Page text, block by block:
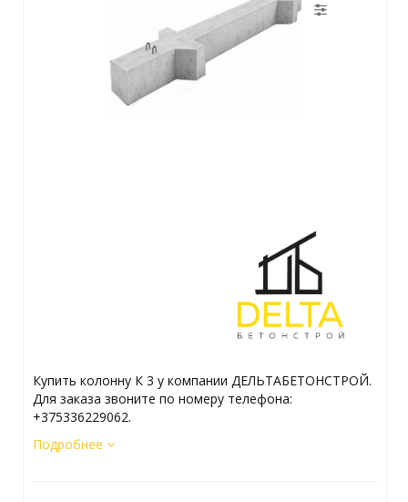
Купить колонну К 3 у компании ДЕЛЬТАБЕТОНСТРОЙ.
Для заказа звоните по номеру телефона:
+375336229062.
Подробнее